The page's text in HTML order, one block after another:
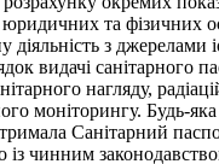
юридичних та фізичних
діяльність з джерелами
видачі санітарного
нагляду,
моніторингу. Будь-
Санітарний
із чинним